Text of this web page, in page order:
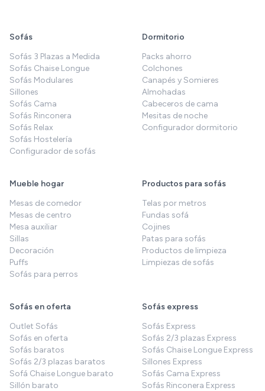
Sofás
Sofás 3 Plazas a Medida
Sofás Chaise Longue
Sofás Modulares
Sillones
Sofás Cama
Sofás Rinconera
Sofás Relax
Sofás Hostelería
Configurador de sofás
Dormitorio
Packs ahorro
Colchones
Canapés y Somieres
Almohadas
Cabeceros de cama
Mesitas de noche
Configurador dormitorio
Mueble hogar
Mesas de comedor
Mesas de centro
Mesa auxiliar
Sillas
Decoración
Puffs
Sofás para perros
Productos para sofás
Telas por metros
Fundas sofá
Cojines
Patas para sofás
Productos de limpieza
Limpiezas de sofás
Sofás en oferta
Outlet Sofás
Sofás en oferta
Sofás baratos
Sofás 2/3 plazas baratos
Sofá Chaise Longue barato
Sillón barato
Sofás express
Sofás Express
Sofás 2/3 plazas Express
Sofás Chaise Longue Express
Sillones Express
Sofás Cama Express
Sofás Rinconera Express